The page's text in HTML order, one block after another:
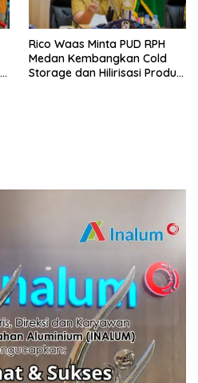
Rico Waas Minta PUD RPH
Medan Kembangkan Cold
Storage dan Hilirisasi Produk